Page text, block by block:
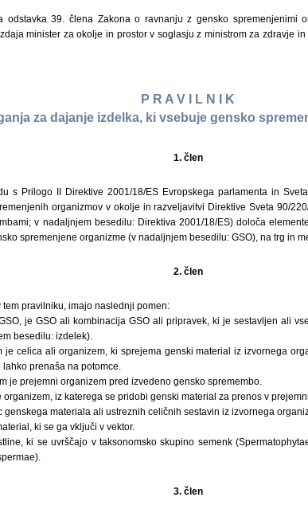
odstavka 39. člena Zakona o ravnanju z gensko spremenjenimi
minister za okolje in prostor v soglasju z ministrom za zdravje
P R A V I L N I K
za dajanje izdelka, ki vsebuje gensko
1. člen
s Prilogo II Direktive 2001/18/ES Evropskega parlamenta in
organizmov v okolje in razveljavitvi Direktive Sveta 90/
v nadaljnjem besedilu: Direktiva 2001/18/ES) določa
spremenjene organizme (v nadaljnjem besedilu: GSO), na trg in
2. člen
tem pravilniku, imajo naslednji pomen:
je GSO ali kombinacija GSO ali pripravek, ki je sestavljen ali
besedilu: izdelek).
je celica ali organizem, ki sprejema genski material iz izvornega
prenaša na potomce.
je prejemni organizem pred izvedeno gensko spremembo.
organizem, iz katerega se pridobi genski material za prenos v
genskega materiala ali ustreznih celičnih sestavin iz izvornega
ki se ga vključi v vektor.
ki se uvrščajo v taksonomsko skupino semenk
3. člen